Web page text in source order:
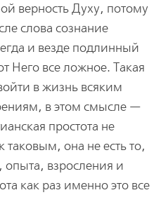
верность Духу, потому
слова сознание
и везде подлинный
Него все ложное. Такая
в жизнь всяким
в этом смысле —
простота не
она не есть то,
взросления и
как раз именно это все